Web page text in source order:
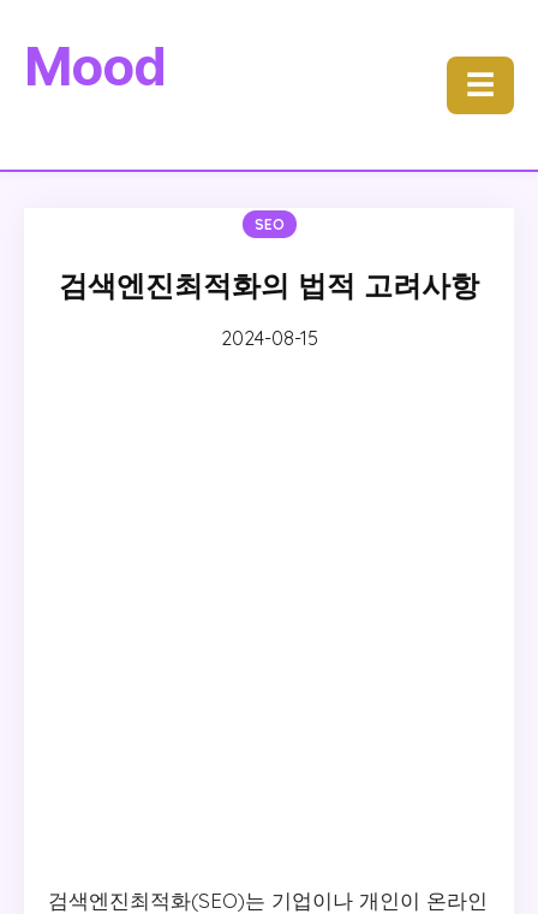
Mood ☰
SEO
검색엔진최적화의 법적 고려사항
2024-08-15
검색엔진최적화(SEO)는 기업이나 개인이 온라인